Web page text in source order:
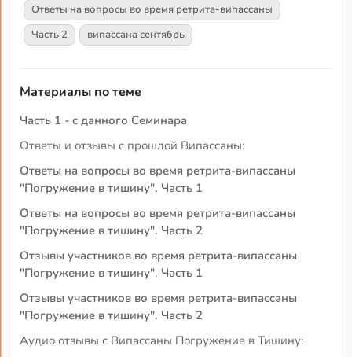
Ответы на вопросы во время ретрита-випассаны
Часть 2
випассана сентябрь
Материалы по теме
Часть 1 - с данного Семинара
Ответы и отзывы с прошлой Випассаны:
Ответы на вопросы во время ретрита-випассаны
"Погружение в тишину". Часть 1
Ответы на вопросы во время ретрита-випассаны
"Погружение в тишину". Часть 2
Отзывы участников во время ретрита-випассаны
"Погружение в тишину". Часть 1
Отзывы участников во время ретрита-випассаны
"Погружение в тишину". Часть 2
Аудио отзывы с Випассаны Погружение в Тишину: